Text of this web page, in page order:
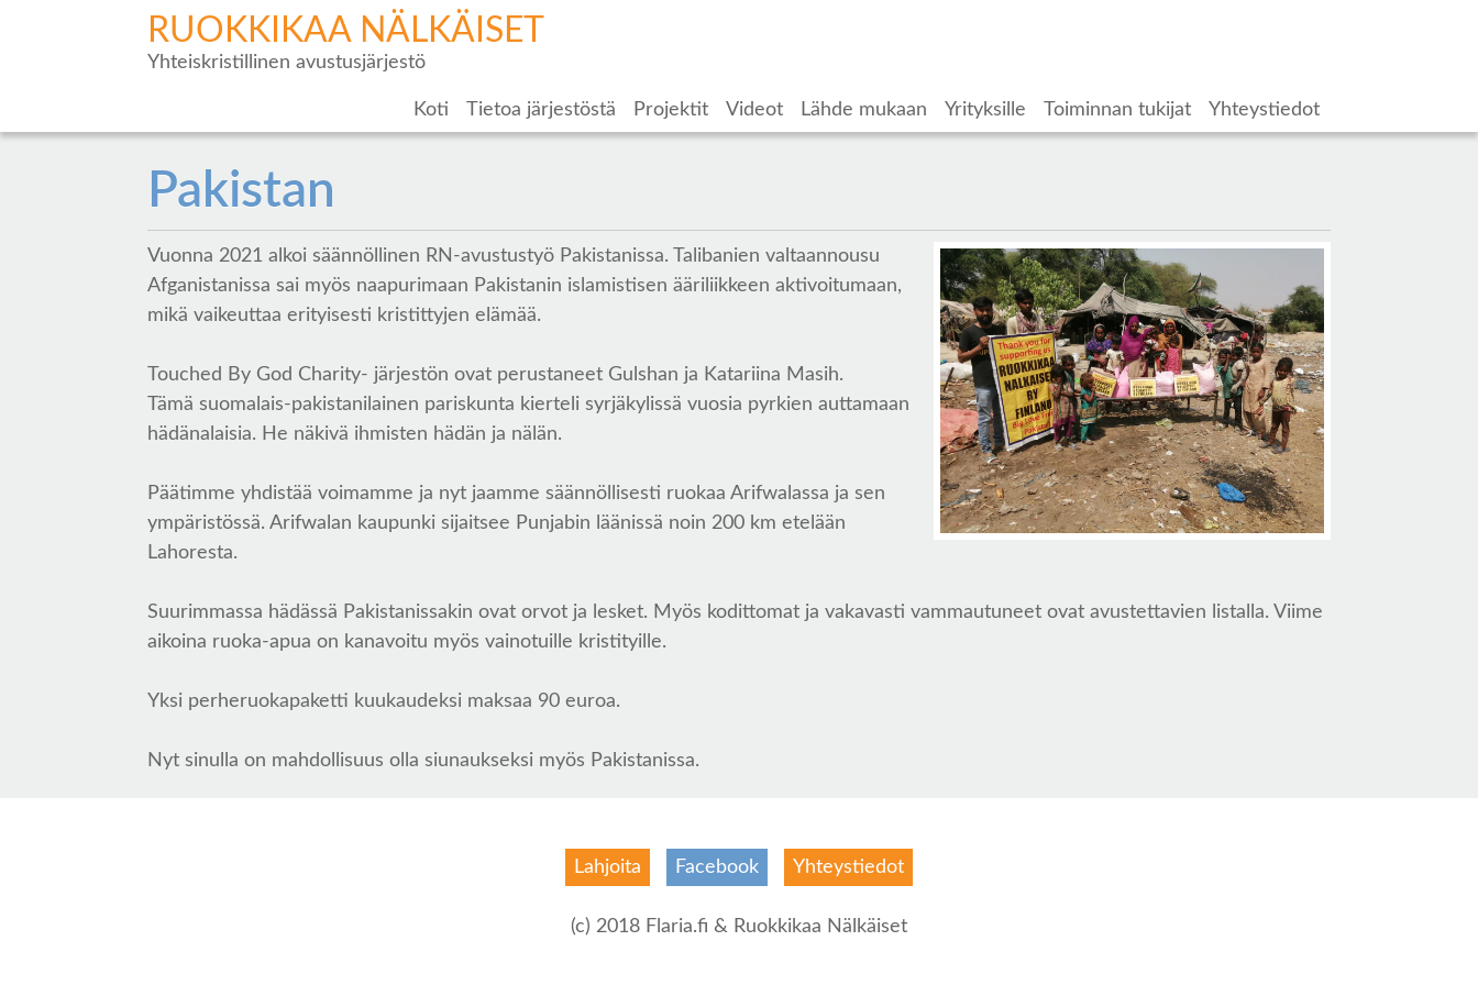
RUOKKIKAA NÄLKÄISET
Yhteiskristillinen avustusjärjestö
Koti Tietoa järjestöstä Projektit Videot Lähde mukaan Yrityksille Toiminnan tukijat Yhteystiedot
Pakistan
Vuonna 2021 alkoi säännöllinen RN-avustustyö Pakistanissa. Talibanien valtaannousu
Afganistanissa sai myös naapurimaan Pakistanin islamistisen ääriliikkeen aktivoitumaan,
mikä vaikeuttaa erityisesti kristittyjen elämää.
Touched By God Charity- järjestön ovat perustaneet Gulshan ja Katariina Masih.
Tämä suomalais-pakistanilainen pariskunta kierteli syrjäkylissä vuosia pyrkien auttamaan
hädänalaisia. He näkivä ihmisten hädän ja nälän.
Päätimme yhdistää voimamme ja nyt jaamme säännöllisesti ruokaa Arifwalassa ja sen
ympäristössä. Arifwalan kaupunki sijaitsee Punjabin läänissä noin 200 km etelään
Lahoresta.
Suurimmassa hädässä Pakistanissakin ovat orvot ja lesket. Myös kodittomat ja vakavasti vammautuneet ovat avustettavien listalla. Viime
aikoina ruoka-apua on kanavoitu myös vainotuille kristityille.
Yksi perheruokapaketti kuukaudeksi maksaa 90 euroa.
Nyt sinulla on mahdollisuus olla siunaukseksi myös Pakistanissa.
Lahjoita Facebook Yhteystiedot
(c) 2018 Flaria.fi & Ruokkikaa Nälkäiset